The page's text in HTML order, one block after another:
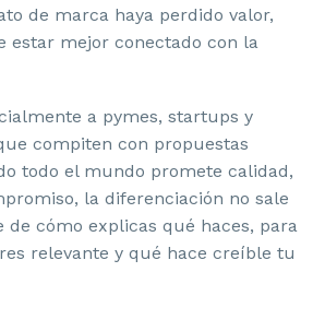
de marca haya perdido valor,
estar mejor conectado con la
a pymes, startups y
compiten con propuestas
todo el mundo promete calidad,
la diferenciación no sale
de cómo explicas qué haces, para
relevante y qué hace creíble tu